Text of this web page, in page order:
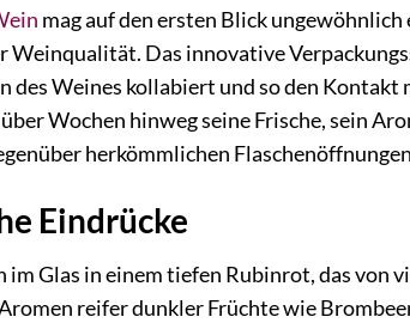
mag auf den ersten Blick
Weinqualität. Das innovative
Weines kollabiert und so den
Wochen hinweg seine Frische, sein
herkömmlichen
Eindrücke
Glas in einem tiefen Rubinrot, das von
reifer dunkler Früchte wie